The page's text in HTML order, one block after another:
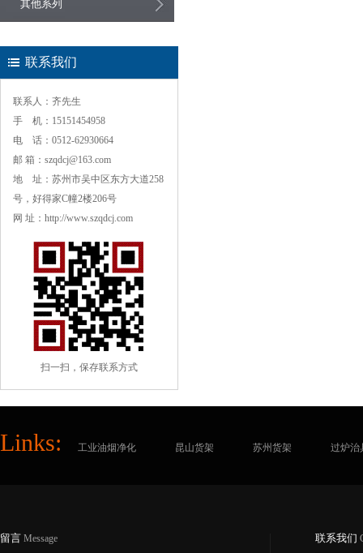
其他系列
联系我们
联系人：齐先生
手 机：15151454958
电 话：0512-62930664
邮 箱：szqdcj@163.com
地 址：苏州市吴中区东方大道258
号，好得家C幢2楼206号
网 址：http://www.szqdcj.com
扫一扫，保存联系方式
Links: 工业油烟净化 昆山货架 苏州货架 过炉治
留言 Message 联系我们